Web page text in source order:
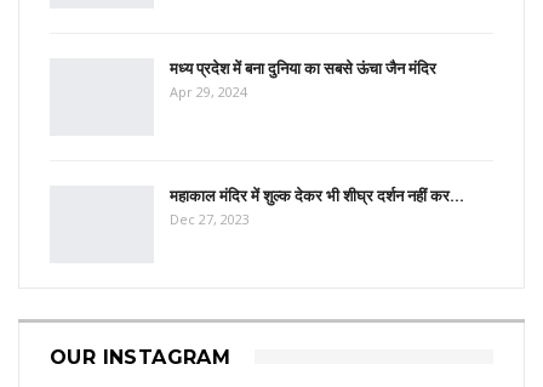
मध्य प्रदेश में बना दुनिया का सबसे ऊंचा जैन मंदिर
Apr 29, 2024
महाकाल मंदिर में शुल्क देकर भी शीघ्र दर्शन नहीं कर…
Dec 27, 2023
OUR INSTAGRAM